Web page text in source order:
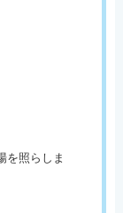
を照らしま